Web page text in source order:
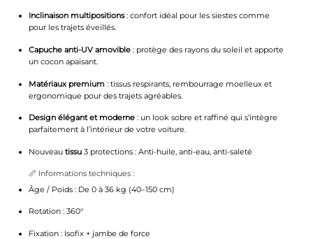
Inclinaison multipositions: confort idéal pour les siestes comme
pour les trajets éveillés.
Capuche anti-UV amovible: protège des rayons du soleil et apporte
un cocon apaisant.
Matériaux premium : tissus respirants, rembourrage moelleux et
ergonomique pour des trajets agréables.
Design élégant et moderne: un look sobre et raffiné qui s’intègre
parfaitement à l’intérieur de votre voiture.
Nouveau tissu3 protections : Anti-huile, anti-eau, anti-saleté
📏 Informations techniques :
Âge / Poids : De 0 à 36 kg (40–150 cm)
Rotation : 360°
Fixation : Isofix + jambe de force